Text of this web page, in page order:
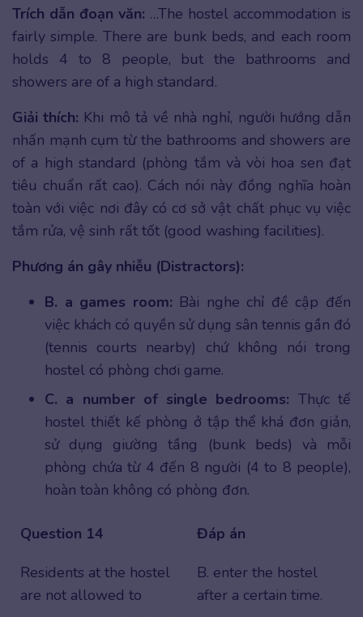
Trích dẫn đoạn văn: …The hostel accommodation is
fairly simple. There are bunk beds, and each room
holds 4 to 8 people, but the bathrooms and
showers are of a high standard.
Giải thích: Khi mô tả về nhà nghỉ, người hướng dẫn
nhấn mạnh cụm từ the bathrooms and showers are
of a high standard (phòng tắm và vòi hoa sen đạt
tiêu chuẩn rất cao). Cách nói này đồng nghĩa hoàn
toàn với việc nơi đây có cơ sở vật chất phục vụ việc
tắm rửa, vệ sinh rất tốt (good washing facilities).
Phương án gây nhiễu (Distractors):
B. a games room: Bài nghe chỉ đề cập đến
việc khách có quyền sử dụng sân tennis gần đó
(tennis courts nearby) chứ không nói trong
hostel có phòng chơi game.
C. a number of single bedrooms: Thực tế
hostel thiết kế phòng ở tập thể khá đơn giản,
sử dụng giường tầng (bunk beds) và mỗi
phòng chứa từ 4 đến 8 người (4 to 8 people),
hoàn toàn không có phòng đơn.
Question 14
Đáp án
Residents at the hostel
are not allowed to
B. enter the hostel
after a certain time.